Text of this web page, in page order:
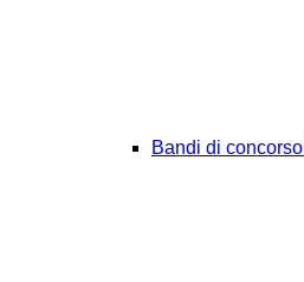
Bandi di concorso